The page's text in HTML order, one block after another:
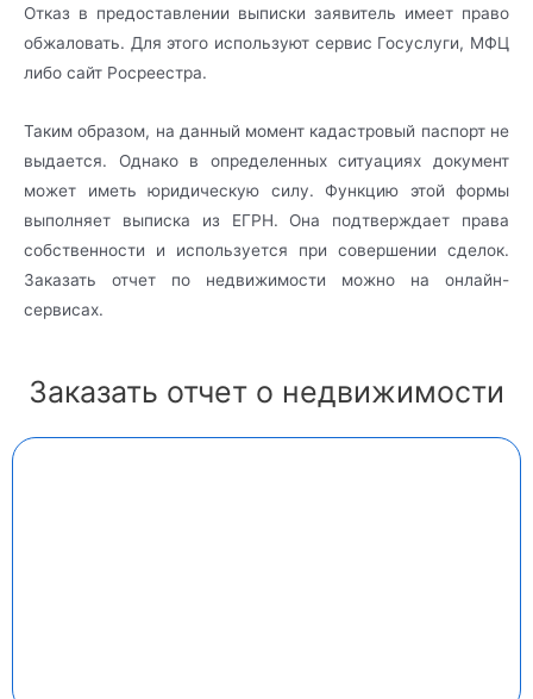
Отказ в предоставлении выписки заявитель имеет право
обжаловать. Для этого используют сервис Госуслуги, МФЦ
либо сайт Росреестра.
Таким образом, на данный момент кадастровый паспорт не
выдается. Однако в определенных ситуациях документ
может иметь юридическую силу. Функцию этой формы
выполняет выписка из ЕГРН. Она подтверждает права
собственности и используется при совершении сделок.
Заказать отчет по недвижимости можно на онлайн-
сервисах.
Заказать отчет о недвижимости